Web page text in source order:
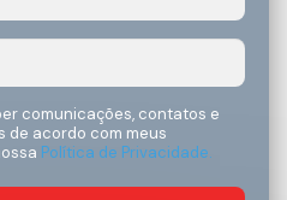
comunicações, contatos e
de acordo com meus
Política de Privacidade.